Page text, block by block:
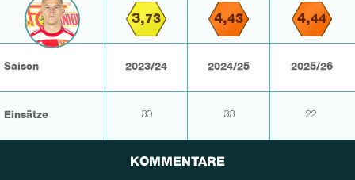
3,73 4,43 4,44
Saison 2023/24 2024/25 2025/26
Einsätze 30 33 22
KOMMENTARE